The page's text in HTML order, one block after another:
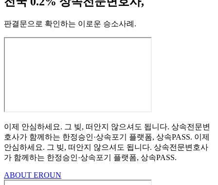
판결문으로 확인하는 이로운 승소사례 .
이제 안심하세요. 그 빚, 떠안지 않으셔도 됩니다. 상속전문변
호사가 함께하는 한정승인·상속포기 플랫폼, 상속PASS. 이제
안심하세요. 그 빚, 떠안지 않으셔도 됩니다. 상속전문변호사
가 함께하는 한정승인·상속포기 플랫폼, 상속PASS.
ABOUT EROUN